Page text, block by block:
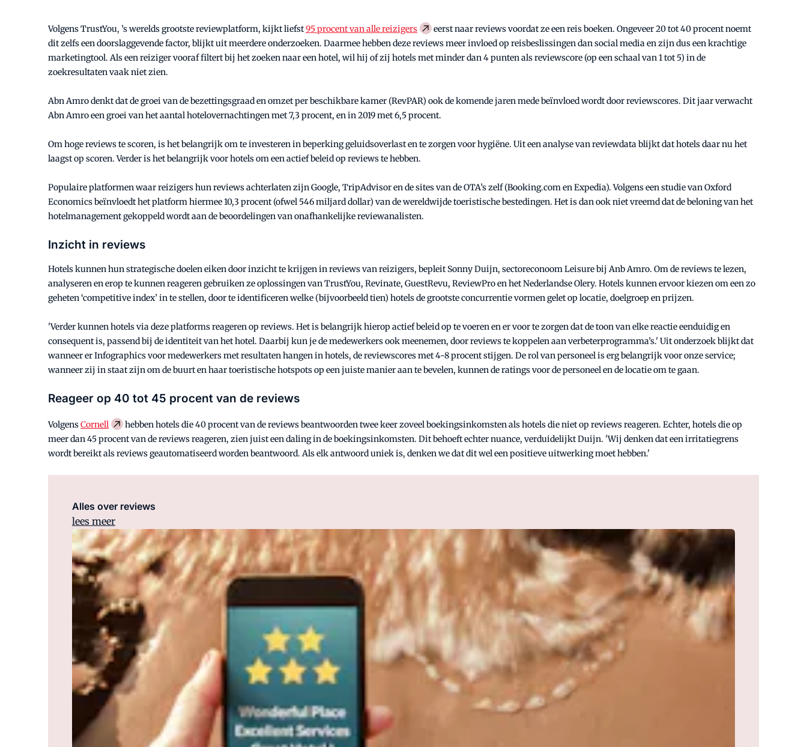
Volgens TrustYou, ’s werelds grootste reviewplatform, kijkt liefst95 procent van alle reizigers
eerst naar reviews voordat ze een reis boeken. Ongeveer 20 tot 40 procent noemt
dit zelfs een doorslaggevende factor, blijkt uit meerdere onderzoeken. Daarmee hebben deze reviews meer invloed op reisbeslissingen dan social media en zijn dus een krachtige
marketingtool. Als een reiziger vooraf filtert bij het zoeken naar een hotel, wil hij of zij hotels met minder dan 4 punten als reviewscore (op een schaal van 1 tot 5) in de
zoekresultaten vaak niet zien.
Abn Amro denkt dat de groei van de bezettingsgraad en omzet per beschikbare kamer (RevPAR) ook de komende jaren mede beïnvloed wordt door reviewscores. Dit jaar verwacht
Abn Amro een groei van het aantal hotelovernachtingen met 7,3 procent, en in 2019 met 6,5 procent.
Om hoge reviews te scoren, is het belangrijk om te investeren in beperking geluidsoverlast en te zorgen voor hygiëne. Uit een analyse van reviewdata blijkt dat hotels daar nu het
laagst op scoren. Verder is het belangrijk voor hotels om een actief beleid op reviews te hebben.
Populaire platformen waar reizigers hun reviews achterlaten zijn Google, TripAdvisor en de sites van de OTA’s zelf (Booking.com en Expedia). Volgens een studie van Oxford
Economics beïnvloedt het platform hiermee 10,3 procent (ofwel 546 miljard dollar) van de wereldwijde toeristische bestedingen. Het is dan ook niet vreemd dat de beloning van het
hotelmanagement gekoppeld wordt aan de beoordelingen van onafhankelijke reviewanalisten.
Inzicht in reviews
Hotels kunnen hun strategische doelen eiken door inzicht te krijgen in reviews van reizigers, bepleit Sonny Duijn, sectoreconoom Leisure bij Anb Amro. Om de reviews te lezen,
analyseren en erop te kunnen reageren gebruiken ze oplossingen van TrustYou, Revinate, GuestRevu, ReviewPro en het Nederlandse Olery. Hotels kunnen ervoor kiezen om een zo
geheten ‘competitive index’ in te stellen, door te identificeren welke (bijvoorbeeld tien) hotels de grootste concurrentie vormen gelet op locatie, doelgroep en prijzen.
'Verder kunnen hotels via deze platforms reageren op reviews. Het is belangrijk hierop actief beleid op te voeren en er voor te zorgen dat de toon van elke reactie eenduidig en
consequent is, passend bij de identiteit van het hotel. Daarbij kun je de medewerkers ook meenemen, door reviews te koppelen aan verbeterprogramma’s.' Uit onderzoek blijkt dat
wanneer er Infographics voor medewerkers met resultaten hangen in hotels, de reviewscores met 4-8 procent stijgen. De rol van personeel is erg belangrijk voor onze service;
wanneer zij in staat zijn om de buurt en haar toeristische hotspots op een juiste manier aan te bevelen, kunnen de ratings voor de personeel en de locatie om te gaan.
Reageer op 40 tot 45 procent van de reviews
VolgensCornell
hebben hotels die 40 procent van de reviews beantwoorden twee keer zoveel boekingsinkomsten als hotels die niet op reviews reageren. Echter, hotels die op
meer dan 45 procent van de reviews reageren, zien juist een daling in de boekingsinkomsten. Dit behoeft echter nuance, verduidelijkt Duijn. 'Wij denken dat een irritatiegrens
wordt bereikt als reviews geautomatiseerd worden beantwoord. Als elk antwoord uniek is, denken we dat dit wel een positieve uitwerking moet hebben.'
Alles over reviews
lees meer